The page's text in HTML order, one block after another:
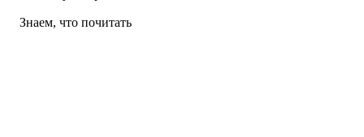
Знаем, что почитать